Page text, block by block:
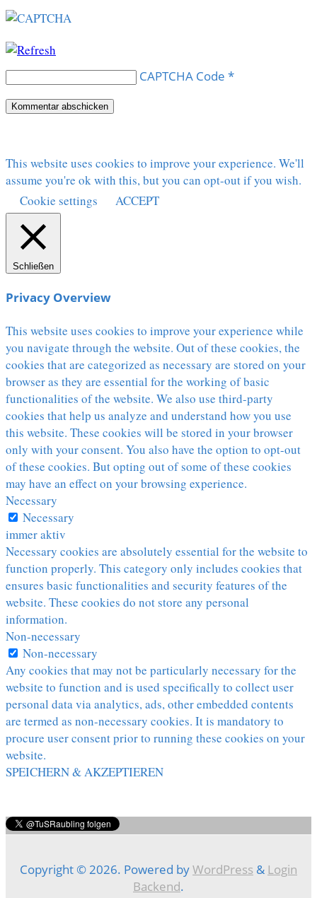
CAPTCHA Code *
This website uses cookies to improve your experience. We'll
assume you're ok with this, but you can opt-out if you wish.
Cookie settings
ACCEPT
Schließen
Privacy Overview
This website uses cookies to improve your experience while
you navigate through the website. Out of these cookies, the
cookies that are categorized as necessary are stored on your
browser as they are essential for the working of basic
functionalities of the website. We also use third-party
cookies that help us analyze and understand how you use
this website. These cookies will be stored in your browser
only with your consent. You also have the option to opt-out
of these cookies. But opting out of some of these cookies
may have an effect on your browsing experience.
Necessary
Necessary
immer aktiv
Necessary cookies are absolutely essential for the website to
function properly. This category only includes cookies that
ensures basic functionalities and security features of the
website. These cookies do not store any personal
information.
Non-necessary
Non-necessary
Any cookies that may not be particularly necessary for the
website to function and is used specifically to collect user
personal data via analytics, ads, other embedded contents
are termed as non-necessary cookies. It is mandatory to
procure user consent prior to running these cookies on your
website.
SPEICHERN & AKZEPTIEREN
Copyright © 2026. Powered byWordPress & Login
Backend.